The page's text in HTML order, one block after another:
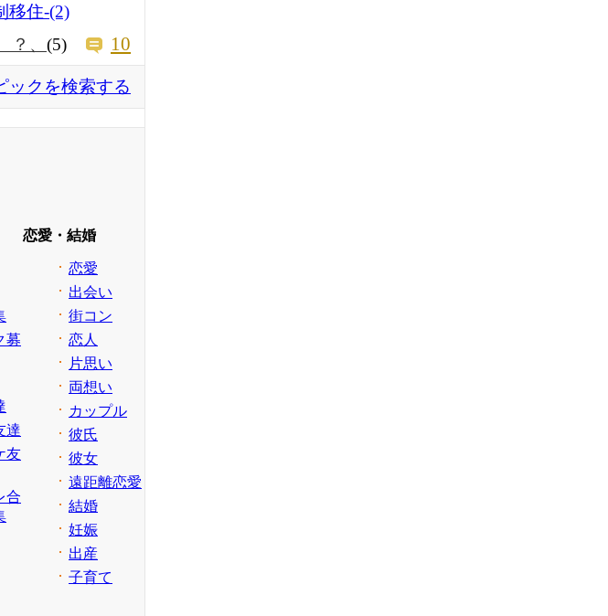
移住-(2)
？、 (5) 10
ックを検索する
募
達
友
合
恋愛・結婚
恋愛
出会い
街コン
恋人
片思い
両想い
カップル
彼氏
彼女
遠距離恋愛
結婚
妊娠
出産
子育て